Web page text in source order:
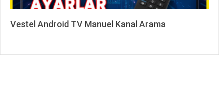
Vestel Android TV Manuel Kanal Arama